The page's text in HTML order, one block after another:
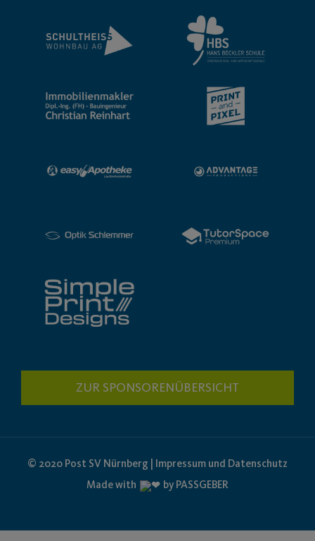
ZUR SPONSORENÜBERSICHT
© 2020 Post SV Nürnberg | Impressum und Datenschutz
Made with
by PASSGEBER